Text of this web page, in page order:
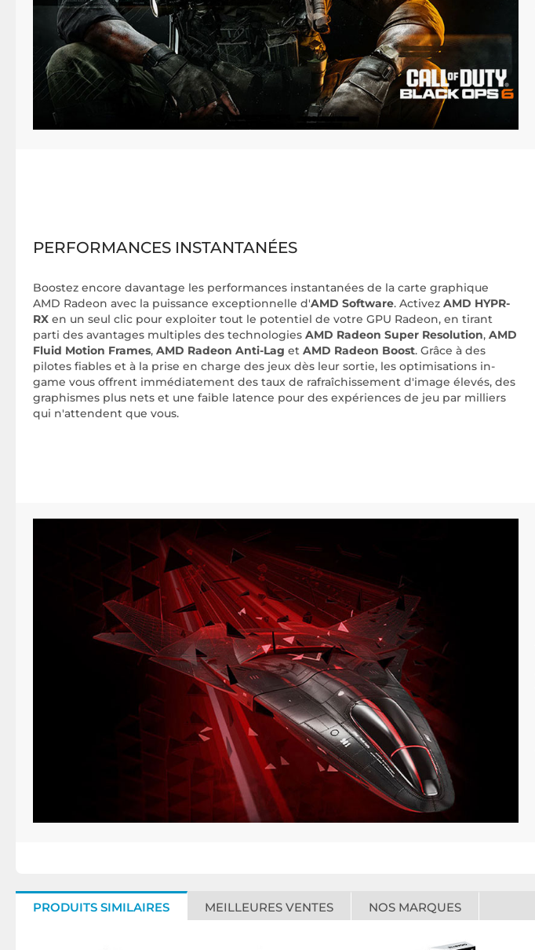
PERFORMANCES INSTANTANÉES
Boostez encore davantage les performances instantanées de la carte graphique
AMD Radeon avec la puissance exceptionnelle d'AMD Software. Activez AMD HYPR-
RX en un seul clic pour exploiter tout le potentiel de votre GPU Radeon, en tirant
parti des avantages multiples des technologies AMD Radeon Super Resolution, AMD
Fluid Motion Frames, AMD Radeon Anti-Lag et AMD Radeon Boost. Grâce à des
pilotes fiables et à la prise en charge des jeux dès leur sortie, les optimisations in-
game vous offrent immédiatement des taux de rafraîchissement d'image élevés, des
graphismes plus nets et une faible latence pour des expériences de jeu par milliers
qui n'attendent que vous.
PRODUITS SIMILAIRES MEILLEURES VENTES NOS MARQUES